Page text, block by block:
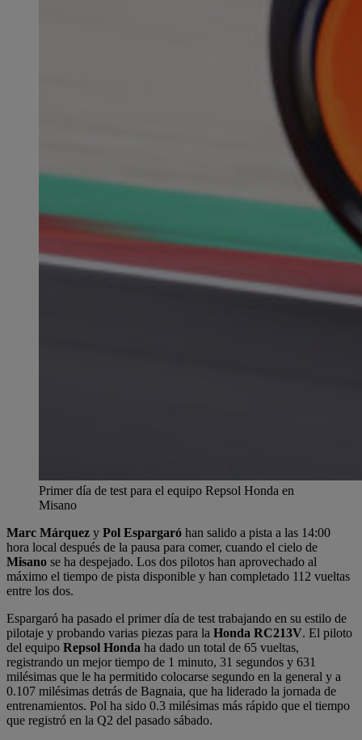
Primer día de test para el equipo Repsol Honda en
Misano
Marc Márquez y Pol Espargaró han salido a pista a las 14:00
hora local después de la pausa para comer, cuando el cielo de
Misano se ha despejado. Los dos pilotos han aprovechado al
máximo el tiempo de pista disponible y han completado 112 vueltas
entre los dos.
Espargaró ha pasado el primer día de test trabajando en su estilo de
pilotaje y probando varias piezas para la Honda RC213V. El piloto
del equipo Repsol Honda ha dado un total de 65 vueltas,
registrando un mejor tiempo de 1 minuto, 31 segundos y 631
milésimas que le ha permitido colocarse segundo en la general y a
0.107 milésimas detrás de Bagnaia, que ha liderado la jornada de
entrenamientos. Pol ha sido 0.3 milésimas más rápido que el tiempo
que registró en la Q2 del pasado sábado.